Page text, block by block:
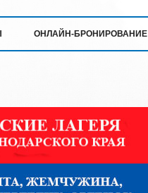
ОНЛАЙН-БРОНИРОВАНИЕ